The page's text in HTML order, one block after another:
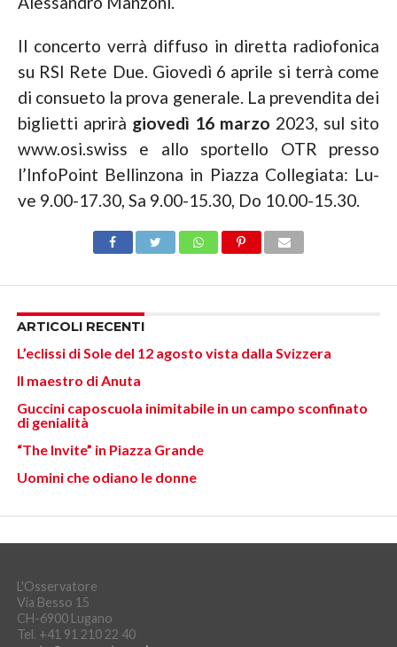
Il concerto verrà diffuso in diretta radiofonica
su RSI Rete Due. Giovedì 6 aprile si terrà come
di consueto la prova generale. La prevendita dei
biglietti aprirà giovedì 16 marzo 2023, sul sito
www.osi.swiss e allo sportello OTR presso
l’InfoPoint Bellinzona in Piazza Collegiata: Lu-
ve 9.00-17.30, Sa 9.00-15.30, Do 10.00-15.30.
ARTICOLI RECENTI
L’eclissi di Sole del 12 agosto vista dalla Svizzera
Il maestro di Anuta
Guccini caposcuola inimitabile in un campo sconfinato
di genialità
“The Invite” in Piazza Grande
Uomini che odiano le donne
L'Osservatore
Via Besso 15
CH-6900 Lugano
Tel. +41 91 210 22 40